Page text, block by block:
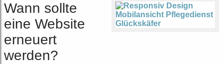
Wann sollte
eine Website
erneuert
werden?